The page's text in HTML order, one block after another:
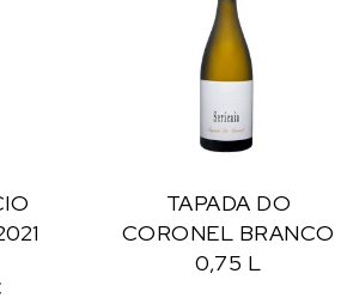
TAPADA DO
CORONEL BRANCO
0,75 L